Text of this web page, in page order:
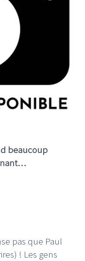
beaucoup
pas que Paul
! Les gens